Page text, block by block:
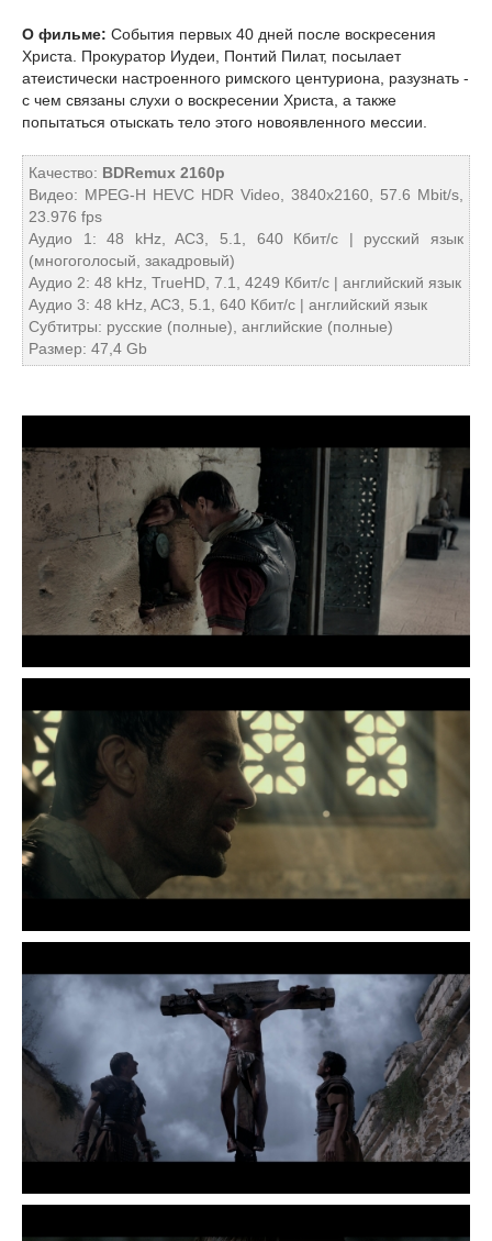
О фильме: События первых 40 дней после воскресения
Христа. Прокуратор Иудеи, Понтий Пилат, посылает
атеистически настроенного римского центуриона, разузнать -
с чем связаны слухи о воскресении Христа, а также
попытаться отыскать тело этого новоявленного мессии.
Качество: BDRemux 2160p
Видео: MPEG-H HEVC HDR Video, 3840x2160, 57.6 Mbit/s,
23.976 fps
Аудио 1: 48 kHz, AC3, 5.1, 640 Кбит/с | русский язык
(многоголосый, закадровый)
Аудио 2: 48 kHz, TrueHD, 7.1, 4249 Кбит/с | английский язык
Аудио 3: 48 kHz, AC3, 5.1, 640 Кбит/с | английский язык
Субтитры: русские (полные), английские (полные)
Размер: 47,4 Gb